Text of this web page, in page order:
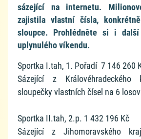
sázející na internetu.
zajistila vlastní čísla,
sloupce. Prohlédněte si i
uplynulého víkendu.
Sportka I.tah, 1. Pořadí 7 146 260
Sázející z
sloupečky vlastních čísel na 6
Sportka II.tah, 2.p. 1 432 196 Kč
Sázející z Jihomoravského